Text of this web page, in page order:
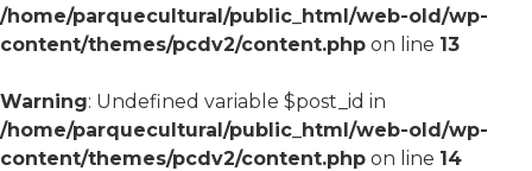
/home/parquecultural/public_html/web-old/wp-
content/themes/pcdv2/content.php on line 13
Warning: Undefined variable $post_id in
/home/parquecultural/public_html/web-old/wp-
content/themes/pcdv2/content.php on line 14